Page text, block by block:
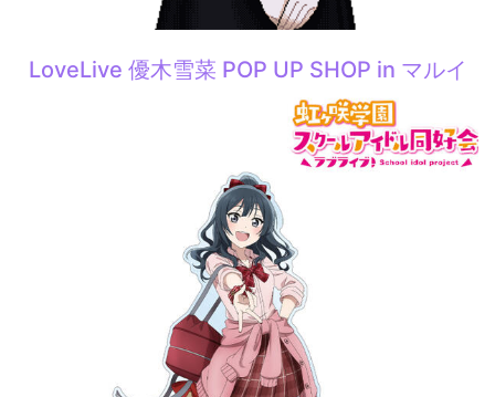
LoveLive 優木雪菜 POP UP SHOP in マルイ